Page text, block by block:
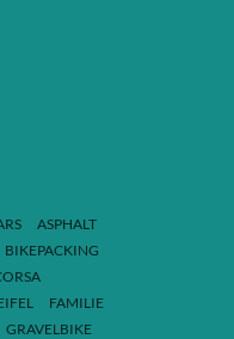
ASPHALT
BIKEPACKING
FAMILIE
GRAVELBIKE